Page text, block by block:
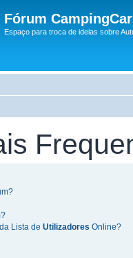
Fórum
Espaço para troca de ideias sobre
da Lista de Utilizadores Online?